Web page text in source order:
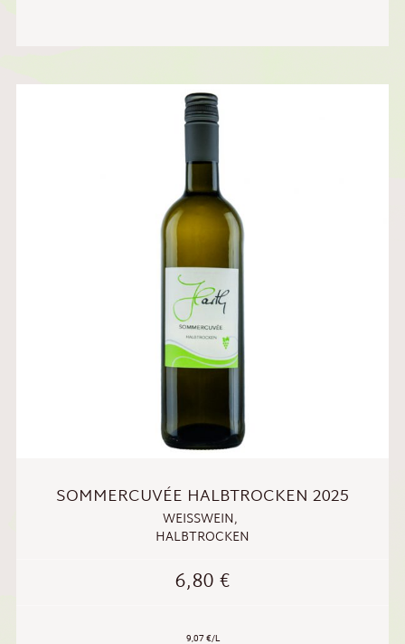
SOMMERCUVÉE HALBTROCKEN 2025
WEISSWEIN ,
HALBTROCKEN
6,80€
9,07 €/L